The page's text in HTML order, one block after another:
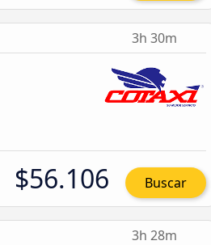
3h 30m
$56.106 Buscar
3h 28m